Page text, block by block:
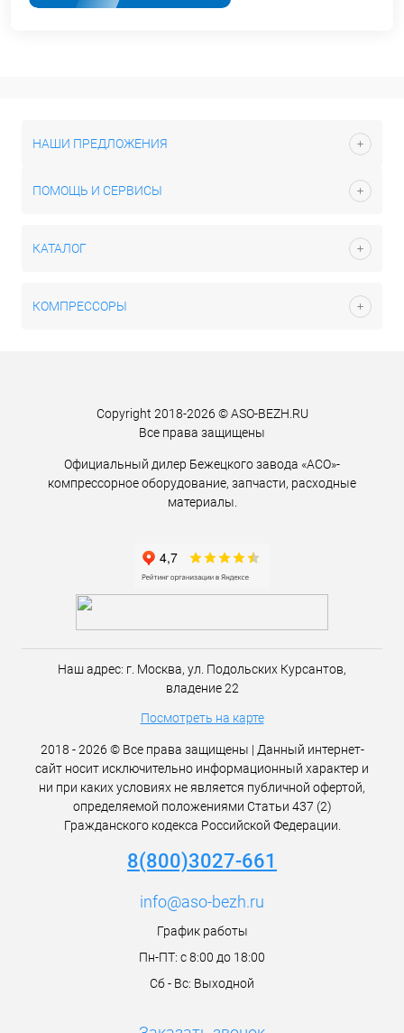
НАШИ ПРЕДЛОЖЕНИЯ
ПОМОЩЬ И СЕРВИСЫ
КАТАЛОГ
КОМПРЕССОРЫ
Copyright 2018-2026 © ASO-BEZH.RU
Все права защищены
Официальный дилер Бежецкого завода «АСО»-
компрессорное оборудование, запчасти, расходные
материалы.
Наш адрес: г. Москва, ул. Подольских Курсантов,
владение 22
Посмотреть на карте
2018 - 2026 © Все права защищены | Данный интернет-
сайт носит исключительно информационный характер и
ни при каких условиях не является публичной офертой,
определяемой положениями Статьи 437 (2)
Гражданского кодекса Российской Федерации.
8(800)3027-661
info@aso-bezh.ru
График работы
Пн-ПТ: с 8:00 до 18:00
Сб - Вс: Выходной